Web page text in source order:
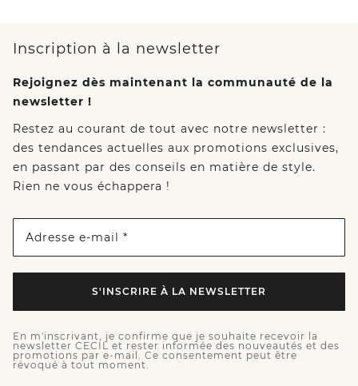
Inscription à la newsletter
Rejoignez dès maintenant la communauté de la
newsletter !
Restez au courant de tout avec notre newsletter :
des tendances actuelles aux promotions exclusives,
en passant par des conseils en matière de style.
Rien ne vous échappera !
Adresse e-mail *
S'INSCRIRE À LA NEWSLETTER
En m'inscrivant, je confirme que je souhaite recevoir la
newsletter CECIL et rester informée des nouveautés et des
promotions par e-mail. Ce consentement peut être
révoqué à tout moment.